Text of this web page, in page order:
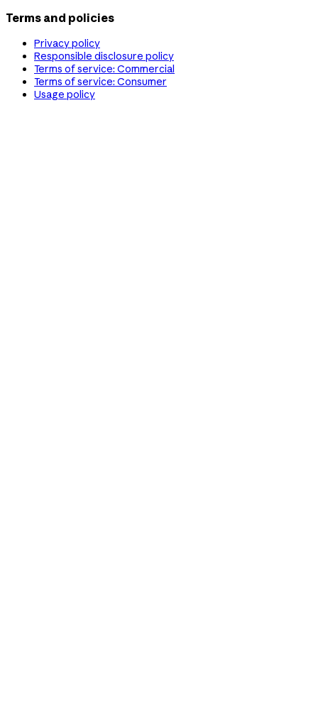
Terms and policies
Privacy policy
Responsible disclosure policy
Terms of service: Commercial
Terms of service: Consumer
Usage policy